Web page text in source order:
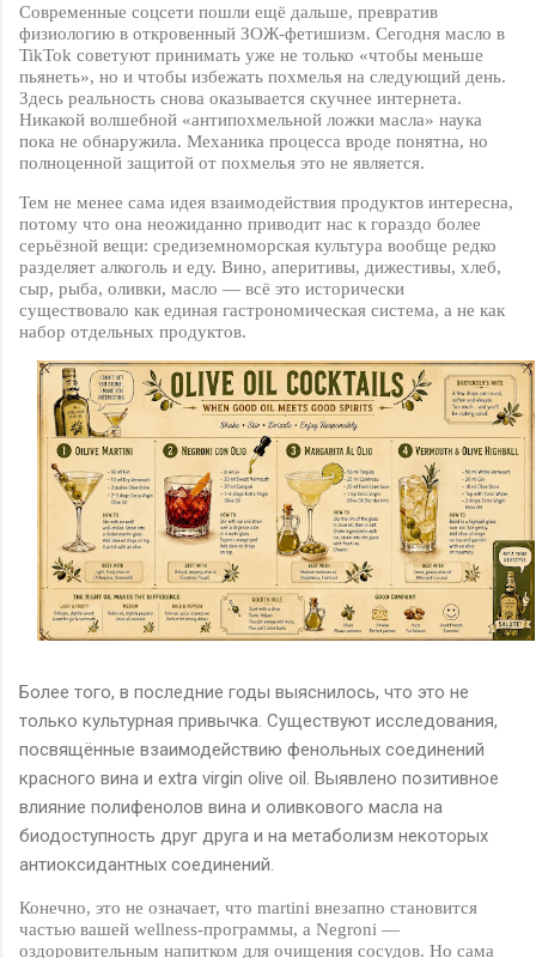
Современные соцсети пошли ещё дальше, превратив
физиологию в откровенный ЗОЖ-фетишизм. Сегодня масло в
TikTok советуют принимать уже не только «чтобы меньше
пьянеть», но и чтобы избежать похмелья на следующий день.
Здесь реальность снова оказывается скучнее интернета.
Никакой волшебной «антипохмельной ложки масла» наука
пока не обнаружила. Механика процесса вроде понятна, но
полноценной защитой от похмелья это не является.
Тем не менее сама идея взаимодействия продуктов интересна,
потому что она неожиданно приводит нас к гораздо более
серьёзной вещи: средиземноморская культура вообще редко
разделяет алкоголь и еду. Вино, аперитивы, дижестивы, хлеб,
сыр, рыба, оливки, масло — всё это исторически
существовало как единая гастрономическая система, а не как
набор отдельных продуктов.
Более того, в последние годы выяснилось, что это не
только культурная привычка. Существуют исследования,
посвящённые взаимодействию фенольных соединений
красного вина и extra virgin olive oil . Выявлено позитивное
влияние полифенолов вина и оливкового масла на
биодоступность друг друга и на метаболизм некоторых
антиоксидантных соединений.
Конечно, это не означает, что martini внезапно становится
частью вашей wellness-программы, а Negroni —
оздоровительным напитком для очищения сосудов. Но сама